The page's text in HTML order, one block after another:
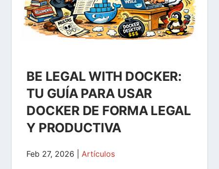
BE LEGAL WITH DOCKER:
TU GUÍA PARA USAR
DOCKER DE FORMA LEGAL
Y PRODUCTIVA
Feb 27, 2026 Artículos